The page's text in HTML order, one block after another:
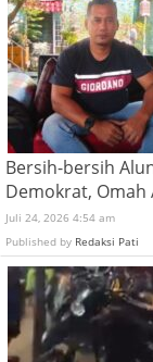
Bersih-bersih
Demokrat, Omah
Juli 24, 2026 4:54 am
Published by Redaksi Pati